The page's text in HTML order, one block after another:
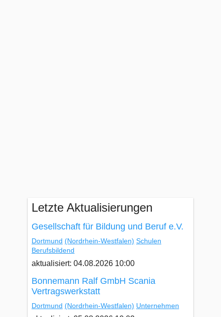
Letzte Aktualisierungen
Gesellschaft für Bildung und Beruf e.V.
Dortmund (Nordrhein-Westfalen) Schulen
Berufsbildend
aktualisiert: 04.08.2026 10:00
Bonnemann Ralf GmbH Scania
Vertragswerkstatt
Dortmund (Nordrhein-Westfalen) Unternehmen